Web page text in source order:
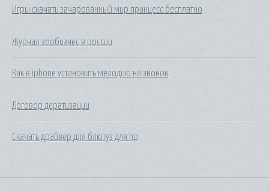
Игры скачать зачарованный мир принцесс бесплатно
Журнал зообизнес в россии
Как в iphone установить мелодию на звонок
Договор дератизации
Скачать драйвер для блютуз для hp